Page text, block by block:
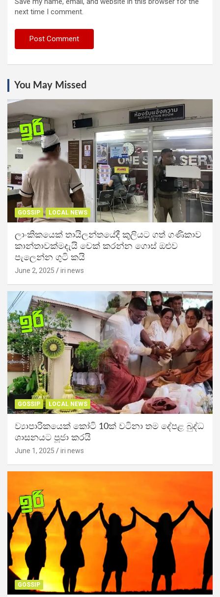
next time I comment.
You May Missed
GOSSIP LOCAL NEWS
ලාංකිකයෙක් තායිලන්තයේදී කුලියට ගත් ගණිකාව
කාන්තාවක්මදැයි චෙක් කරන්න ගොස් ඔළුව
පැලෙන්න ගුටි කයි
June 2, 2025 iri news
GOSSIP LOCAL NEWS
ව්‍යාපාරිකයෙක් කෝටි 10ක් වටිනා තම දේපළ බුද්ධ
ශාසනයට පූජා කරයි
June 1, 2025 iri news
GOSSIP